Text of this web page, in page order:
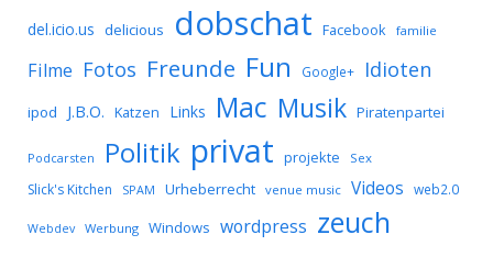
del.icio.us delicious dobschat Facebook familie
Filme Fotos Freunde Fun Google+ Idioten
ipod J.B.O. Katzen Links Mac Musik Piratenpartei
Podcarsten Politik privat projekte Sex
Slick's Kitchen SPAM Urheberrecht venue music Videos web2.0
Webdev Werbung Windows wordpress zeuch